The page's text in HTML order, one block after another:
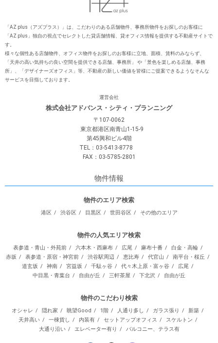
「AZ plus（アズプラス）」は、こだわりのある店舗物件、事務所物件をお探しのお客様に
「AZ plus」独⾃の視点でセレクトした貸店舗情報、貸オフィス情報を提供する不動産サイトで
す。
様々な個性ある店舗物件、オフィス物件をお探しのお客様に⽴地、⾯積、賃料のみならず、
「天井の⾼い気持ちの良い空間を提供できる店舗、事務所」 や「景⾊を楽しめる店舗、事務
所」、「デザイナーズオフィス」等、不動産の新しい価値を皆様にご提案できるようなそんな
サービスを⽬指しております。
運営会社
株式会社アドバンス・シティ・プランニング
〒107-0062
東京都港区南青山1-15-9
第45興和ビル4階
TEL：03-5413-8778
FAX：03-5785-2801
物件情報
物件のエリア検索
港区 渋谷区 目黒区 世田谷区 その他のエリア
物件の人気エリア検索
表参道・青山・外苑前 六本木・西麻布 広尾 麻布十番
白金・高輪
赤坂
表参道・原宿・神宮前 渋谷駅周辺 恵比寿 代官山
南平台・桜丘
道玄坂
神南 宮益坂 千駄ヶ谷 代々木上原・富ヶ谷
広尾
中目黒・青葉台
自由が丘 三軒茶屋 下北沢 自由が丘
物件のこだわり検索
オシャレ 隠れ家 眺望Good 1階 人通り多し ガラス張り
新築
天井高い
一棟貨し 内装有 セットアップオフィス
スケルトン
大通り沿い
エレベーター有り バルコニー、テラス有